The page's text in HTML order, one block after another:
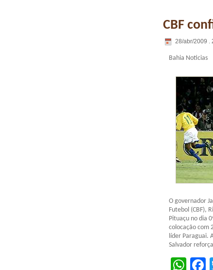
CBF
28/abr/2009 .
Bahia Noticias
O governador
Futebol (CBF),
Pituaçu no dia
colocação com
líder Paraguai.
Salvador